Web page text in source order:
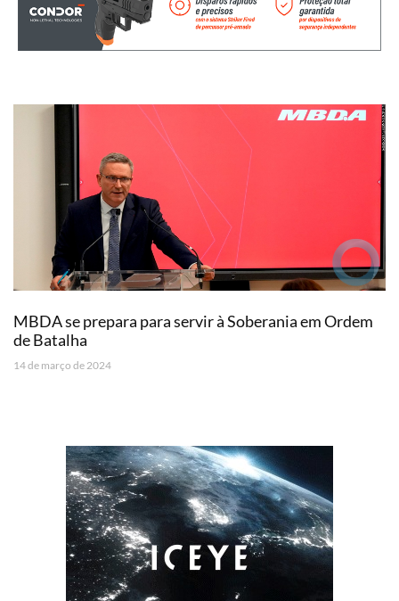
MBDA se prepara para servir à Soberania em Ordem
de Batalha
14 de março de 2024